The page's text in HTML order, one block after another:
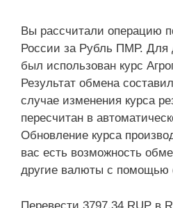
Вы рассчитали операцию
России за Рубль ПМР. Для
был использован курс
Результат обмена
случае изменения курса
пересчитан в
Обновление курса
вас есть возможность
другие валюты с
Перевести 3797.34 RUP в